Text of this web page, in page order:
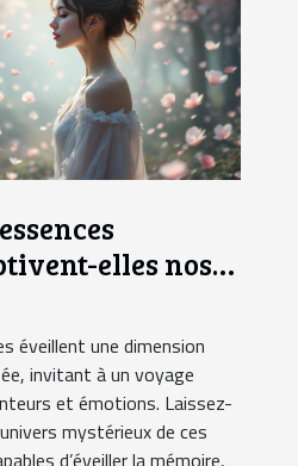
elles nos
éveillent une dimension
invitant à un voyage
et émotions. Laissez-
mystérieux de ces